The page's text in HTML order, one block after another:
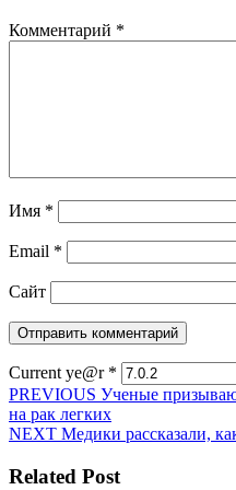
Комментарий *
Имя *
Email *
Сайт
Current ye@r *
Навигация
по
PREVIOUS Предыдущая
запись:
Ученые
на рак легких
NEXT Следующая
Медики рассказали,
Related Post